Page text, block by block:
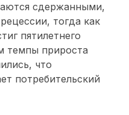
сдержанными,
тогда как
пятилетнего
темпы прироста
что
потребительский